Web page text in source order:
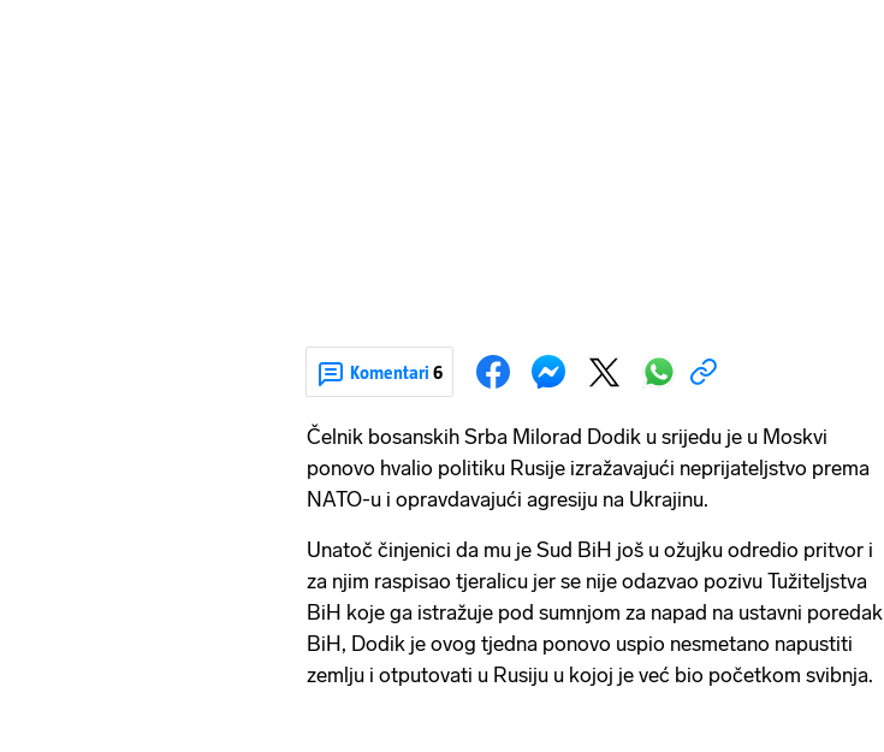
Komentari 6
Čelnik bosanskih Srba Milorad Dodik u srijedu je u Moskvi
ponovo hvalio politiku Rusije izražavajući neprijateljstvo prema
NATO-u i opravdavajući agresiju na Ukrajinu.
Unatoč činjenici da mu je Sud BiH još u ožujku odredio pritvor i
za njim raspisao tjeralicu jer se nije odazvao pozivu Tužiteljstva
BiH koje ga istražuje pod sumnjom za napad na ustavni poredak
BiH, Dodik je ovog tjedna ponovo uspio nesmetano napustiti
zemlju i otputovati u Rusiju u kojoj je već bio početkom svibnja.